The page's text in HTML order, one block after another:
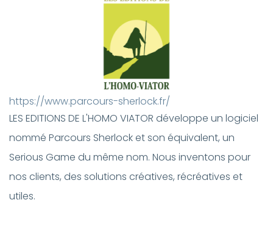
https://www.parcours-sherlock.fr/
LES EDITIONS DE L'HOMO VIATOR développe un logiciel
nommé Parcours Sherlock et son équivalent, un
Serious Game du même nom. Nous inventons pour
nos clients, des solutions créatives, récréatives et
utiles.